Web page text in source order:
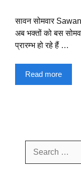
सावन सोमवार
अब भक्तों को बस
प्रारम्भ हो रहे हैं …
Read more